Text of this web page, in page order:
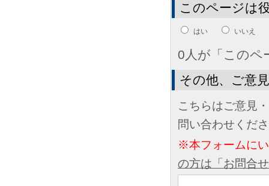
このページは
はい いいえ
0人が「このペ
その他、ご意
こちらはご意見
問い合わせくだ
※本フォームに
の方は「お問合